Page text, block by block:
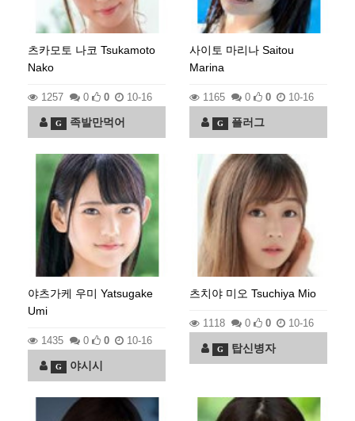
츠카모토 나코 Tsukamoto
Nako
1257 0 0 10-16
G 족발만먹어
사이토 마리나 Saitou
Marina
1165 0 0 10-16
G 플러그
야츠가케 우미 Yatsugake
Umi
1435 0 0 10-16
G 야시시
츠치야 미오 Tsuchiya Mio
1118 0 0 10-16
G 탑신병자